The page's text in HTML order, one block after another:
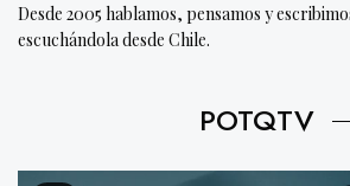
Desde 2005 hablamos, pensamos y
escuchándola desde Chile.
POTQTV